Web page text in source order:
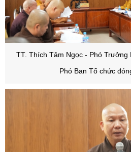
TT. Thích Tâm Ngọc - Phó Trưởng
Phó Ban Tổ chức